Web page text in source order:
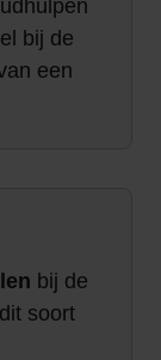
bij de
een
bij de
soort